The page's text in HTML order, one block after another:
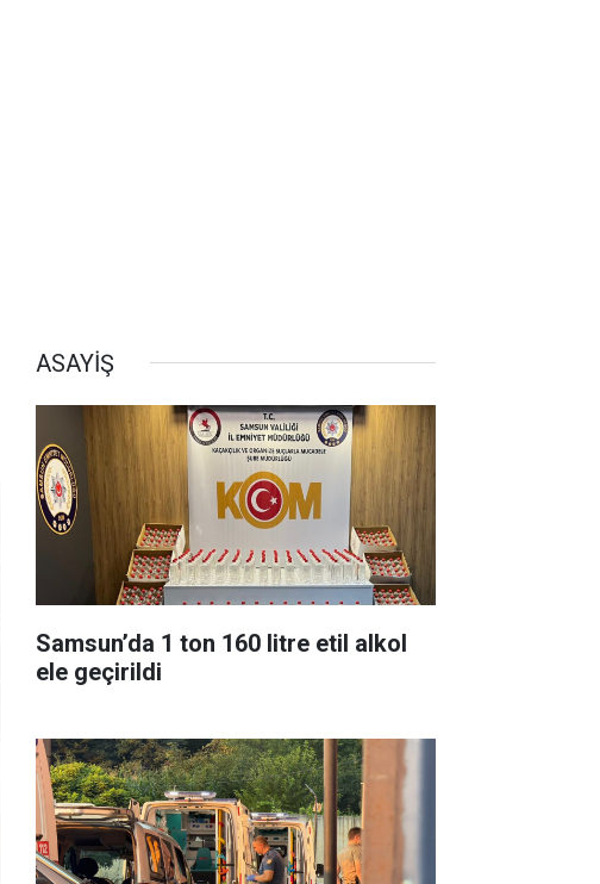
ASAYİŞ
Samsun’da 1 ton 160 litre etil alkol
ele geçirildi